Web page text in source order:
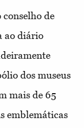
de
ao diário
dos museus
mais de 65
emblemáticas